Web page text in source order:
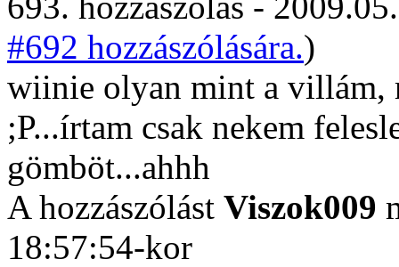
#692 hozzászólására.)
wiinie olyan mint a villám,
;P...írtam csak nekem
gömböt...ahhh
A hozzászólást Viszok009
18:57:54-kor